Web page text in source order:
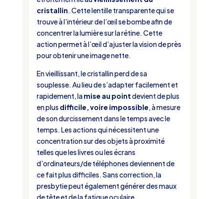
cristallin. Cette lentille transparente qui se
trouve à l’intérieur de l’œil se bombe afin de
concentrer la lumière sur la rétine. Cette
action permet à l’œil d’ajuster la vision de près
pour obtenir une image nette.
En vieillissant, le cristallin perd de sa
souplesse. Au lieu de s’adapter facilement et
rapidement, lamise au pointdevient de plus
en plus difficile, voire impossible, à mesure
de son durcissement dans le temps avec le
temps. Les actions qui nécessitent une
concentration sur des objets à proximité
telles que les livres ou les écrans
d’ordinateurs/de téléphones deviennent de
ce fait plus difficiles. Sans correction, la
presbytie peut également générer des maux
de tête et de la fatigue oculaire.